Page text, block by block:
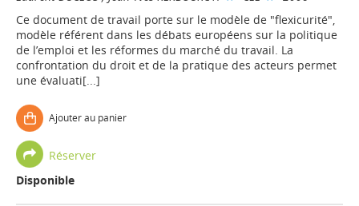
Ce document de travail porte sur le modèle de "flexicurité",
modèle référent dans les débats européens sur la politique
de l’emploi et les réformes du marché du travail. La
confrontation du droit et de la pratique des acteurs permet
une évaluati[...]
Ajouter au panier
Réserver
Disponible